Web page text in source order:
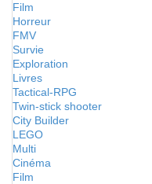
Film
Horreur
FMV
Survie
Exploration
Livres
Tactical-RPG
Twin-stick shooter
City Builder
LEGO
Multi
Cinéma
Film